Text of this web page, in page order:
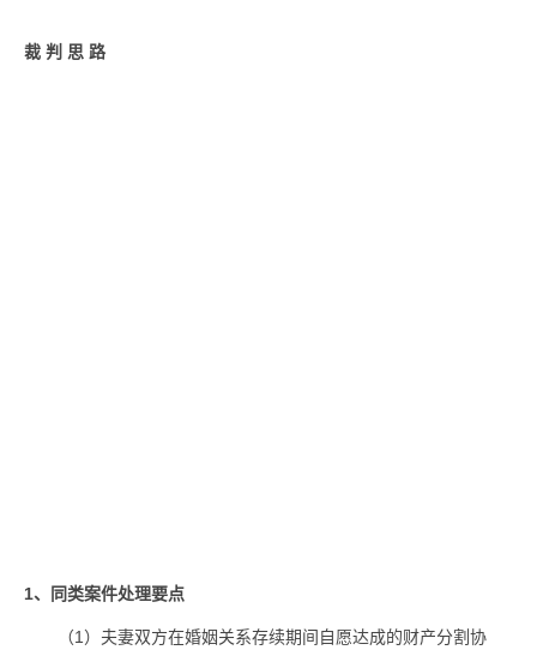
裁 判 思 路
1、同类案件处理要点
（1）夫妻双方在婚姻关系存续期间自愿达成的财产分割协